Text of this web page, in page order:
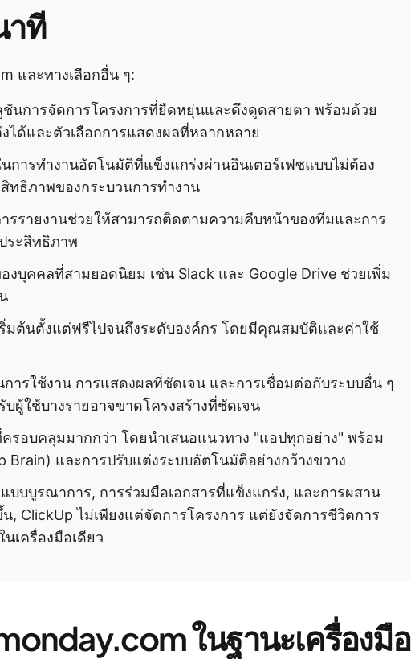
าที
และทางเลือกอื่น ๆ:
ชันการจัดการโครงการที่ยืดหยุ่นและดึงดูดสายตา พร้อมด้วย
ได้และตัวเลือกการแสดงผลที่หลากหลาย
การทำงานอัตโนมัติที่แข็งแกร่งผ่านอินเตอร์เฟซแบบไม่ต้อง
ทธิภาพของกระบวนการทำงาน
รรายงานช่วยให้สามารถติดตามความคืบหน้าของทีมและการ
ระสิทธิภาพ
งบุคคลที่สามยอดนิยม เช่น Slack และ Google Drive ช่วยเพิ่ม
มต้นตั้งแต่ฟรีไปจนถึงระดับองค์กร โดยมีคุณสมบัติและค่าใช้
ารใช้งาน การแสดงผลที่ชัดเจน และการเชื่อมต่อกับระบบอื่น ๆ
ผู้ใช้บางรายอาจขาดโครงสร้างที่ชัดเจน
ครอบคลุมมากกว่า โดยนำเสนอแนวทาง "แอปทุกอย่าง" พร้อม
Brain) และการปรับแต่งระบบอัตโนมัติอย่างกว้างขวาง
บบูรณาการ, การร่วมมือเอกสารที่แข็งแกร่ง, และการผสาน
, ClickUp ไม่เพียงแต่จัดการโครงการ แต่ยังจัดการชีวิตการ
เครื่องมือเดียว
ในฐานะเครื่องมือ